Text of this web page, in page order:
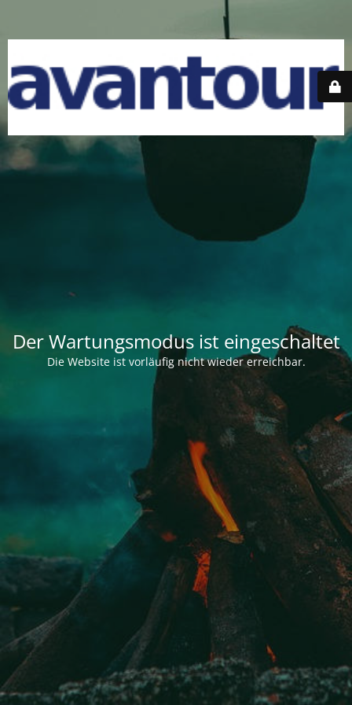
Der Wartungsmodus ist eingeschaltet
Die Website ist vorläufig nicht wieder erreichbar.